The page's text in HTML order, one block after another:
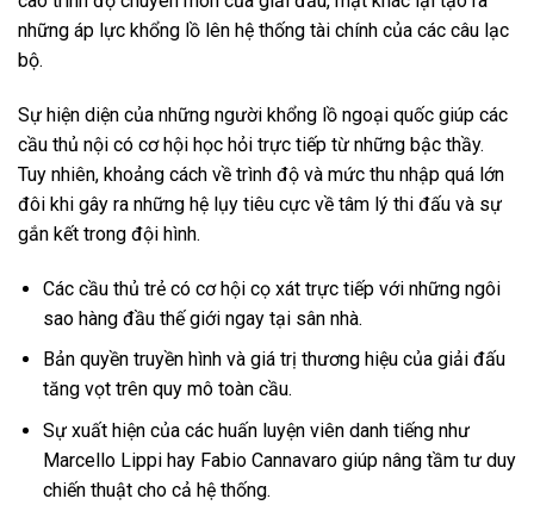
những áp lực khổng lồ lên hệ thống tài chính của các câu lạc
bộ.
Sự hiện diện của những người khổng lồ ngoại quốc giúp các
cầu thủ nội có cơ hội học hỏi trực tiếp từ những bậc thầy.
Tuy nhiên, khoảng cách về trình độ và mức thu nhập quá lớn
đôi khi gây ra những hệ lụy tiêu cực về tâm lý thi đấu và sự
gắn kết trong đội hình.
Các cầu thủ trẻ có cơ hội cọ xát trực tiếp với những ngôi
sao hàng đầu thế giới ngay tại sân nhà.
Bản quyền truyền hình và giá trị thương hiệu của giải đấu
tăng vọt trên quy mô toàn cầu.
Sự xuất hiện của các huấn luyện viên danh tiếng như
Marcello Lippi hay Fabio Cannavaro giúp nâng tầm tư duy
chiến thuật cho cả hệ thống.